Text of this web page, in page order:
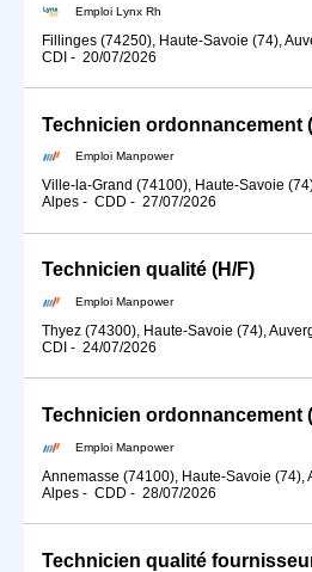
Emploi Lynx Rh
Fillinges (74250), Haute-Savoie (74),
CDI - 20/07/2026
Technicien ordonnancement
Emploi Manpower
Ville-la-Grand (74100), Haute-Savoie
Alpes - CDD - 27/07/2026
Technicien qualité (H/F)
Emploi Manpower
Thyez (74300), Haute-Savoie (74),
CDI - 24/07/2026
Technicien ordonnancement
Emploi Manpower
Annemasse (74100), Haute-Savoie (74),
Alpes - CDD - 28/07/2026
Technicien qualité